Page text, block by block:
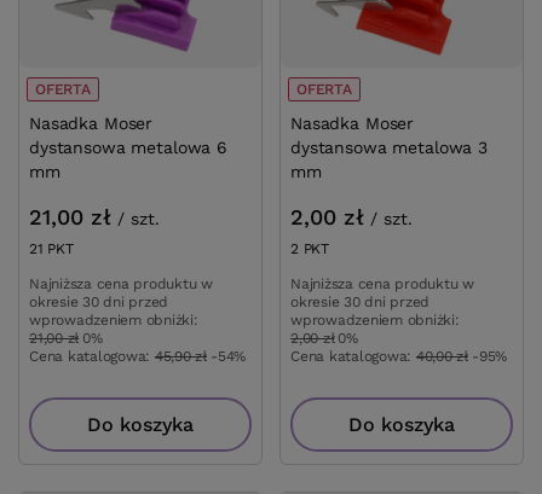
OFERTA
Nasadka Moser
dystansowa metalowa 6
mm
21,00 zł / szt.
21 PKTpunktów
Najniższa cena produktu w
okresie 30 dni przed
wprowadzeniem obniżki:
21,00 zł 0%
Cena katalogowa: 45,90 zł -54%
Do koszyka
OFERTA
Nasadka Moser
dystansowa metalowa 3
mm
2,00 zł / szt.
2PKTpunktów
Najniższa cena produktu w
okresie 30 dni przed
wprowadzeniem obniżki:
2,00 zł 0%
Cena katalogowa: 40,00 zł -95%
Do koszyka